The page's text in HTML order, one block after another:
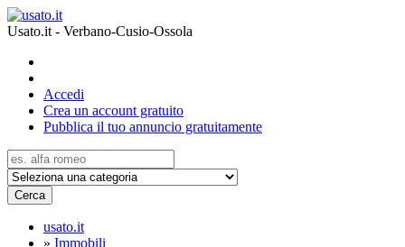
Usato.it - Verbano-Cusio-Ossola
Accedi
Crea un account gratuito
Pubblica il tuo annuncio gratuitamente
Cerca
usato.it
» Immobili